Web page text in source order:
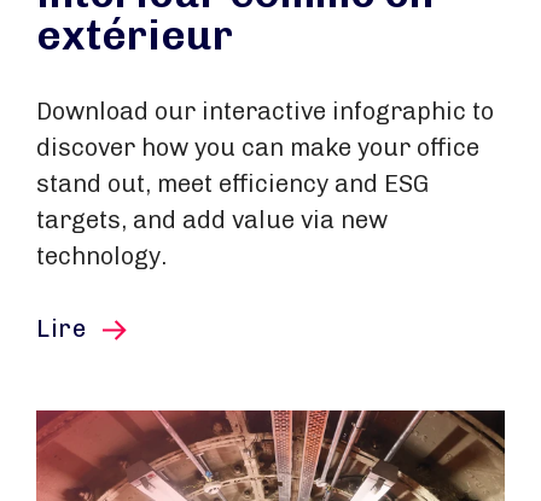
extérieur
Download our interactive infographic to
discover how you can make your office
stand out, meet efficiency and ESG
targets, and add value via new
technology.
Lire cet article